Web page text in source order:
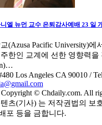
엘 뉴먼 교수 은퇴감사예배 23 일
(Azusa Pacific University)에
한인 교계에 선한 영향력을
Los Angeles CA 90010 /
Copyright © Chdaily.com. All
츠(기사) 는 저작권법의 보
포 등을 금합니다.